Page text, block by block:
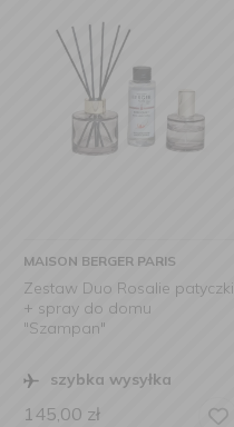
MAISON BERGER PARIS
Zestaw Duo Rosalie patyczki
+ spray do domu
"Szampan"
szybka wysyłka
145,00 zł